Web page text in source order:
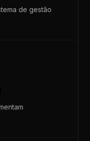
de gestão